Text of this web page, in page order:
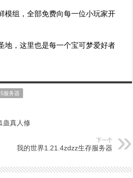
模组，全部免费向每一位小玩家开
地，这里也是每一个宝可梦爱好者
服务器
蛊真人修
下一个
我的世界1.21.4zdzz生存服务器